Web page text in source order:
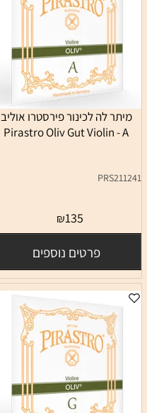
מיתר לה לכינור פירסטרו אוליב
Pirastro Oliv Gut Violin - A
PRS211241
₪135
פרטים נוספים